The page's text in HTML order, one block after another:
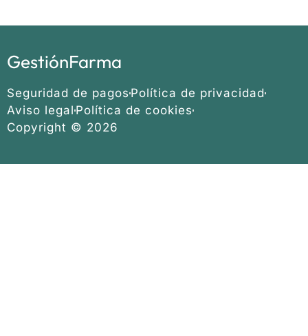
GestiónFarma
Seguridad de pagos Política de privacidad
Aviso legal Política de cookies
Copyright © 2026